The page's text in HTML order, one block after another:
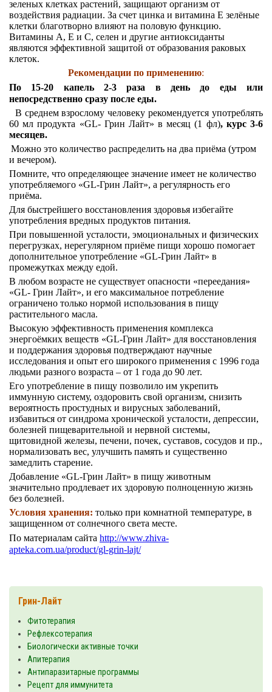
зеленых клетках растений, защищают организм от
воздействия радиации. За счет цинка и витамина Е зелёные
клетки благотворно влияют на половую функцию.
Витамины А, Е и С, селен и другие антиоксиданты
являются эффективной защитой от образования раковых
клеток.
Рекомендации по применению:
По 15-20 капель 2-3 раза в день до еды или
непосредственно сразу после еды.
В среднем взрослому человеку рекомендуется употреблять
60 мл продукта «GL- Грин Лайт» в месяц (1 фл),курс 3-6
месяцев.
Можно это количество распределить на два приёма (утром
и вечером).
Помните, что определяющее значение имеет не количество
употребляемого «GL-Грин Лайт», а регулярность его
приёма.
Для быстрейшего восстановления здоровья избегайте
употребления вредных продуктов питания.
При повышенной усталости, эмоциональных и физических
перегрузках, нерегулярном приёме пищи хорошо помогает
дополнительное употребление «GL-Грин Лайт» в
промежутках между едой.
В любом возрасте не существует опасности «переедания»
«GL- Грин Лайт», и его максимальное потребление
ограничено только нормой использования в пищу
растительного масла.
Высокую эффективность применения комплекса
энергоёмких веществ «GL-Грин Лайт» для восстановления
и поддержания здоровья подтверждают научные
исследования и опыт его широкого применения с 1996 года
людьми разного возраста – от 1 года до 90 лет.
Его употребление в пищу позволило им укрепить
иммунную систему, оздоровить свой организм, снизить
вероятность простудных и вирусных заболеваний,
избавиться от синдрома хронической усталости, депрессии,
болезней пищеварительной и нервной системы,
щитовидной железы, печени, почек, суставов, сосудов и пр.,
нормализовать вес, улучшить память и существенно
замедлить старение.
Добавление «GL-Грин Лайт» в пищу животным
значительно продлевает их здоровую полноценную жизнь
без болезней.
Условия хранения: только при комнатной температуре, в
защищенном от солнечного света месте.
По материалам сайта http://www.zhiva-
apteka.com.ua/product/gl-grin-lajt/
Грин-Лайт
Фитотерапия
Рефлексотерапия
Биологически активные точки
Апитерапия
Антипаразитарные программы
Рецепт для иммунитета